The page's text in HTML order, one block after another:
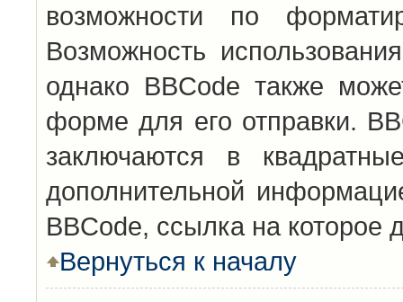
возможности по
Возможность
однако BBCode также
форме для его отправки.
заключаются в
дополнительной
BBCode, ссылка на
Вернуться к началу